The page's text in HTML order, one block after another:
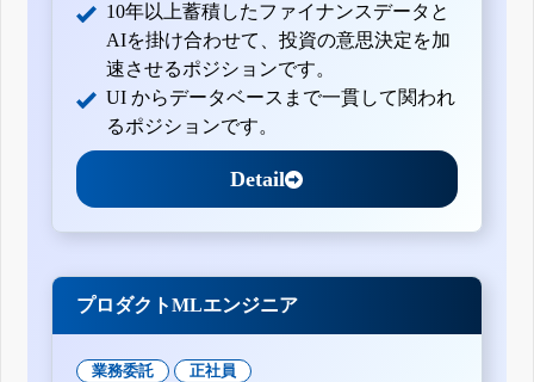
10年以上蓄積したファイナンスデータと
AIを掛け合わせて、投資の意思決定を加
速させるポジションです。
UI からデータベースまで一貫して関われ
るポジションです。
Detail
プロダクトMLエンジニア
業務委託 正社員